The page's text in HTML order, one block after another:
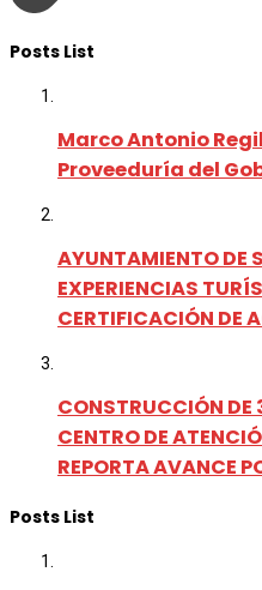
Posts List
Marco Antonio
Proveeduría del
AYUNTAMIENTO DE
EXPERIENCIAS
CERTIFICACIÓN DE
CONSTRUCCIÓN DE
CENTRO DE
REPORTA AVANCE
Posts List